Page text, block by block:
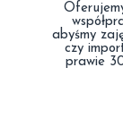
abyśmy
czy
prawie